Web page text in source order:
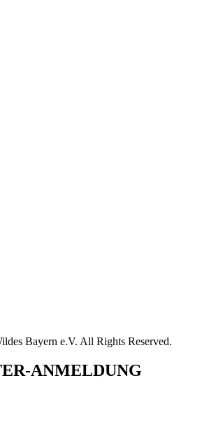
Bayern e.V. All Rights Reserved.
ANMELDUNG